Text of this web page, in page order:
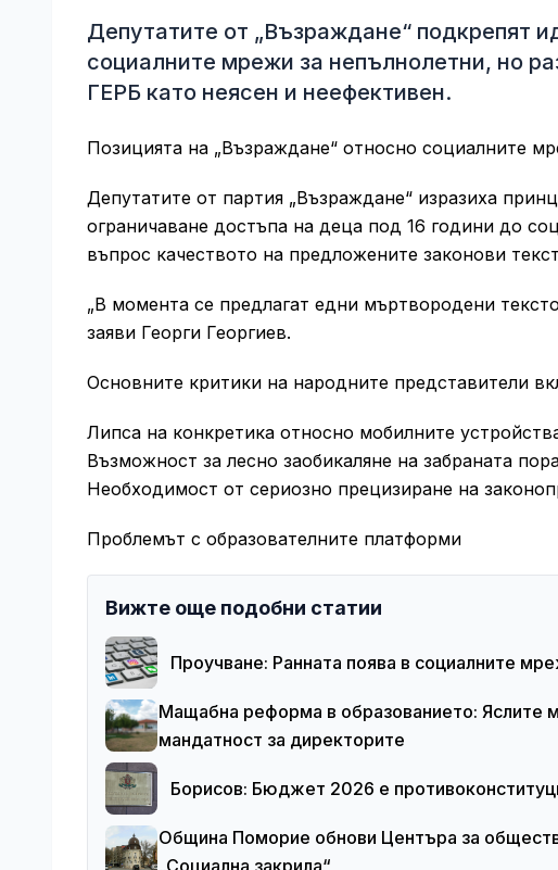
Депутатите от „Възраждане“ подкрепят
социалните мрежи за непълнолетни, но
ГЕРБ като неясен и неефективен.
Позицията на „Възраждане“ относно социалните
Депутатите от партия „Възраждане“ изразиха
ограничаване достъпа на деца под 16 години до
въпрос качеството на предложените законови
„В момента се предлагат едни мъртвородени
заяви Георги Георгиев.
Основните критики на народните представители
Липса на конкретика относно мобилните
Възможност за лесно заобикаляне на забраната
Необходимост от сериозно прецизиране на
Проблемът с образователните платформи
Вижте още подобни статии
Проучване: Ранната поява в социалните
Мащабна реформа в образованието:
мандатност за директорите
Борисов: Бюджет 2026 е
Община Поморие обнови Центъра за
„Социална закрила“